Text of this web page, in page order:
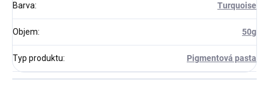
Barva: Turquoise
Objem: 50g
Typ produktu: Pigmentová pasta